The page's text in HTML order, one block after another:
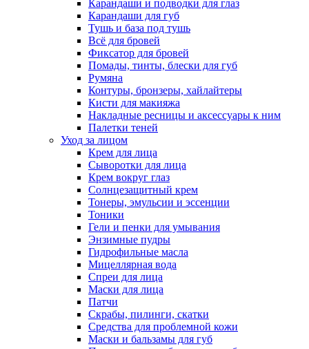
Карандаши и подводки для глаз
Карандаши для губ
Тушь и база под тушь
Всё для бровей
Фиксатор для бровей
Помады, тинты, блески для губ
Румяна
Контуры, бронзеры, хайлайтеры
Кисти для макияжа
Накладные ресницы и аксессуары к ним
Палетки теней
Уход за лицом
Крем для лица
Сыворотки для лица
Крем вокруг глаз
Солнцезащитный крем
Тонеры, эмульсии и эссенции
Тоники
Гели и пенки для умывания
Энзимные пудры
Гидрофильные масла
Мицеллярная вода
Спреи для лица
Маски для лица
Патчи
Скрабы, пилинги, скатки
Средства для проблемной кожи
Маски и бальзамы для губ